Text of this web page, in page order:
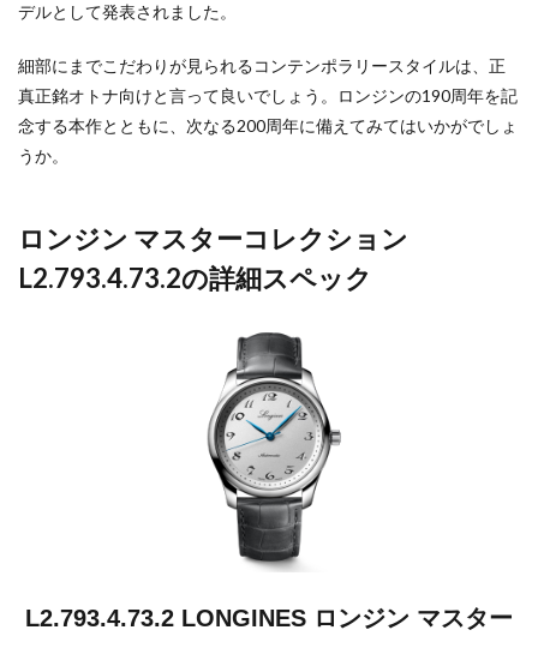
デルとして発表されました。
細部にまでこだわりが見られるコンテンポラリースタイルは、正
真正銘オトナ向けと言って良いでしょう。ロンジンの190周年を記
念する本作とともに、次なる200周年に備えてみてはいかがでしょ
うか。
ロンジン マスターコレクション
L2.793.4.73.2の詳細スペック
L2.793.4.73.2 LONGINES ロンジン マスター